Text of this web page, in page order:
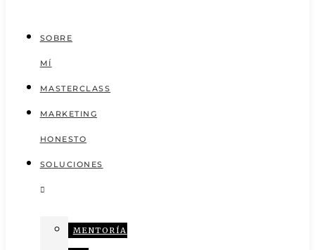
SOBRE
MÍ
MASTERCLASS
MARKETING
HONESTO
SOLUCIONES
MENTORÍA